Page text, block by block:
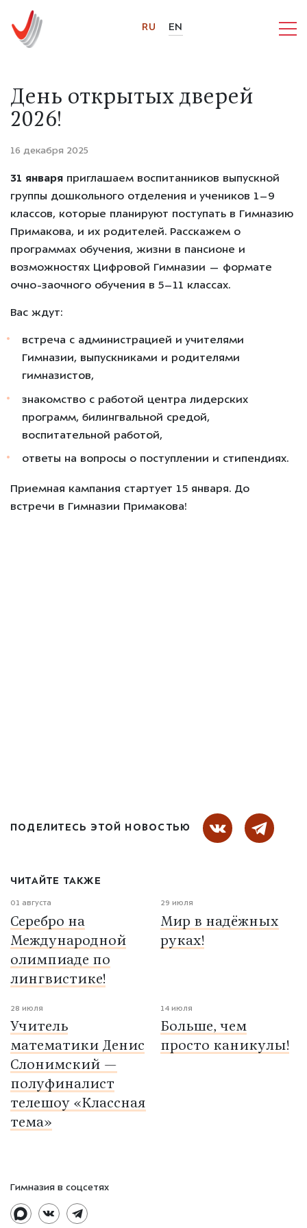
RU EN
День открытых дверей
2026!
16 декабря 2025
31 января приглашаем воспитанников выпускной
группы дошкольного отделения и учеников 1–9
классов, которые планируют поступать в Гимназию
Примакова, и их родителей. Расскажем о
программах обучения, жизни в пансионе и
возможностях Цифровой Гимназии — формате
очно-заочного обучения в 5–11 классах.
Вас ждут:
встреча с администрацией и учителями
Гимназии, выпускниками и родителями
гимназистов,
знакомство с работой центра лидерских
программ, билингвальной средой,
воспитательной работой,
ответы на вопросы о поступлении и стипендиях.
Приемная кампания стартует 15 января. До
встречи в Гимназии Примакова!
ПОДЕЛИТЕСЬ ЭТОЙ НОВОСТЬЮ
ЧИТАЙТЕ ТАКЖЕ
01 августа
Серебро на
Международной
олимпиаде по
лингвистике!
29 июля
Мир в надёжных
руках!
28 июля
Учитель
математики Денис
Слонимский —
полуфиналист
телешоу «Классная
тема»
14 июля
Больше, чем
просто каникулы!
Гимназия в соцсетях